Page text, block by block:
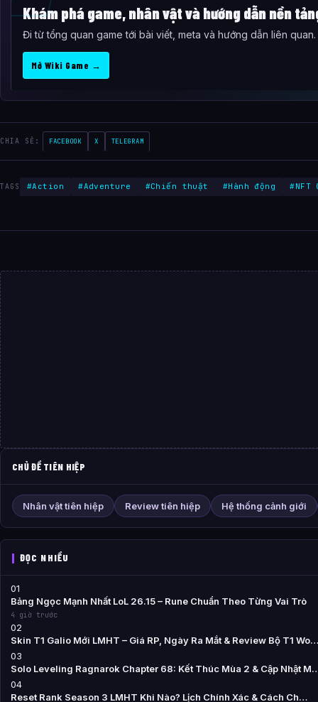
Khám phá game, nhân vật và hướng dẫn nền
Đi từ tổng quan game tới bài viết, meta và hướng dẫn liên quan.
Mở Wiki Game →
CHIA SẺ: FACEBOOK X TELEGRAM
TAGS #Action #Adventure #Chiến thuật #Hành động #NFT
CHỦ ĐỀ TIÊN HIỆP
Nhân vật tiên hiệp Review tiên hiệp Hệ thống cảnh giới
ĐỌC NHIỀU
01
Bảng Ngọc Mạnh Nhất LoL 26.15 – Rune Chuẩn Theo Từng Vai Trò
4 giờ trước
02
Skin T1 Galio Mới LMHT – Giá RP, Ngày Ra Mắt & Review Bộ T1 Wo…
03
Solo Leveling Ragnarok Chapter 68: Kết Thúc Mùa 2 & Cập Nhật
04
Reset Rank Season 3 LMHT Khi Nào? Lịch Chính Xác & Cách Ch…